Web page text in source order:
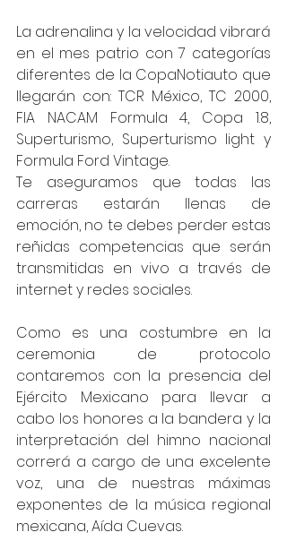
La adrenalina y la velocidad vibrará
en el mes patrio con 7 categorías
diferentes de la CopaNotiauto que
llegarán con: TCR México, TC 2000,
FIA NACAM Formula 4, Copa 1.8,
Superturismo, Superturismo light y
Formula Ford Vintage.
Te aseguramos que todas las
carreras estarán llenas de
emoción, no te debes perder estas
reñidas competencias que serán
transmitidas en vivo a través de
internet y redes sociales.
Como es una costumbre en la
ceremonia de protocolo
contaremos con la presencia del
Ejército Mexicano para llevar a
cabo los honores a la bandera y la
interpretación del himno nacional
correrá a cargo de una excelente
voz, una de nuestras máximas
exponentes de la música regional
mexicana, Aída Cuevas.